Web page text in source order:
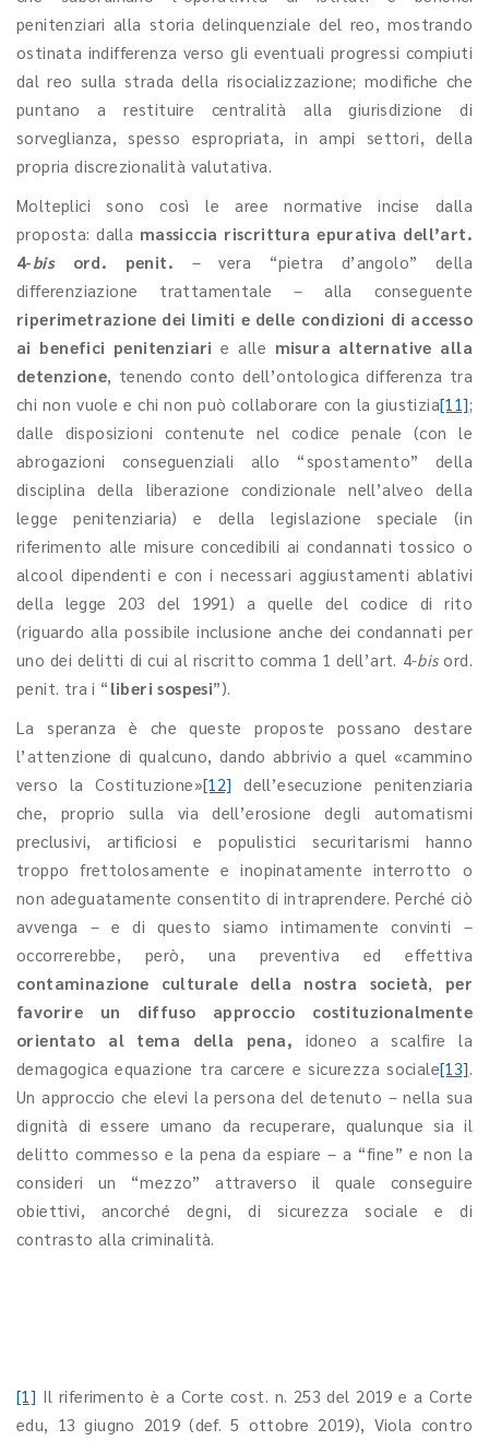
penitenziari alla storia delinquenziale del reo, mostrando
ostinata indifferenza verso gli eventuali progressi compiuti
dal reo sulla strada della risocializzazione; modifiche che
puntano a restituire centralità alla giurisdizione di
sorveglianza, spesso espropriata, in ampi settori, della
propria discrezionalità valutativa.
Molteplici sono così le aree normative incise dalla
proposta: dalla massiccia riscrittura epurativa dell’art.
4-bisord. penit. – vera “pietra d’angolo” della
differenziazione trattamentale – alla conseguente
riperimetrazione dei limiti e delle condizioni di accesso
ai benefici penitenziari e alle misura alternative alla
detenzione, tenendo conto dell’ontologica differenza tra
chi non vuole e chi non può collaborare con la giustizia[11];
dalle disposizioni contenute nel codice penale (con le
abrogazioni conseguenziali allo “spostamento” della
disciplina della liberazione condizionale nell’alveo della
legge penitenziaria) e della legislazione speciale (in
riferimento alle misure concedibili ai condannati tossico o
alcool dipendenti e con i necessari aggiustamenti ablativi
della legge 203 del 1991) a quelle del codice di rito
(riguardo alla possibile inclusione anche dei condannati per
uno dei delitti di cui al riscritto comma 1 dell’art. 4-bisord.
penit. tra i “ liberi sospesi”).
La speranza è che queste proposte possano destare
l’attenzione di qualcuno, dando abbrivio a quel «cammino
verso la Costituzione»[12] dell’esecuzione penitenziaria
che, proprio sulla via dell’erosione degli automatismi
preclusivi, artificiosi e populistici securitarismi hanno
troppo frettolosamente e inopinatamente interrotto o
non adeguatamente consentito di intraprendere. Perché ciò
avvenga – e di questo siamo intimamente convinti –
occorrerebbe, però, una preventiva ed effettiva
contaminazione culturale della nostra società, per
favorire un diffuso approccio costituzionalmente
orientato al tema della pena, idoneo a scalfire la
demagogica equazione tra carcere e sicurezza sociale[13].
Un approccio che elevi la persona del detenuto – nella sua
dignità di essere umano da recuperare, qualunque sia il
delitto commesso e la pena da espiare – a “fine” e non la
consideri un “mezzo” attraverso il quale conseguire
obiettivi, ancorché degni, di sicurezza sociale e di
contrasto alla criminalità.
[1] Il riferimento è a Corte cost. n. 253 del 2019 e a Corte
edu, 13 giugno 2019 (def. 5 ottobre 2019), Viola contro